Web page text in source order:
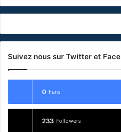
Suivez nous sur Twitter et
0 Fans
233 Followers